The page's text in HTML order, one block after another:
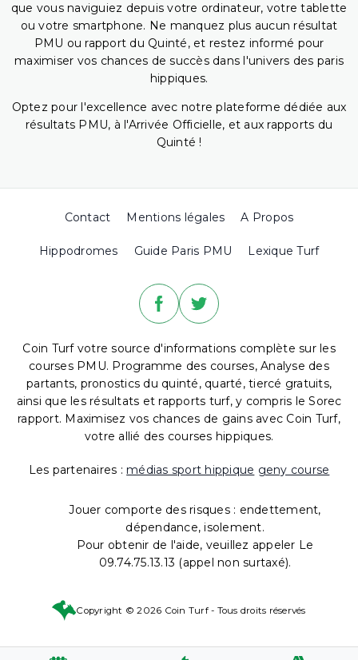
que vous naviguiez depuis votre ordinateur, votre tablette
ou votre smartphone. Ne manquez plus aucun résultat
PMU ou rapport du Quinté, et restez informé pour
maximiser vos chances de succès dans l'univers des paris
hippiques.
Optez pour l'excellence avec notre plateforme dédiée aux
résultats PMU, à l'Arrivée Officielle, et aux rapports du
Quinté !
Contact Mentions légales A Propos
Hippodromes Guide Paris PMU Lexique Turf
Coin Turf votre source d'informations complète sur les
courses PMU. Programme des courses, Analyse des
partants, pronostics du quinté, quarté, tiercé gratuits,
ainsi que les résultats et rapports turf, y compris le Sorec
rapport. Maximisez vos chances de gains avec Coin Turf,
votre allié des courses hippiques.
Les partenaires : médias sport hippique geny course
Jouer comporte des risques : endettement,
dépendance, isolement.
Pour obtenir de l'aide, veuillez appeler Le
09.74.75.13.13 (appel non surtaxé).
Copyright © 2026 Coin Turf - Tous droits réservés